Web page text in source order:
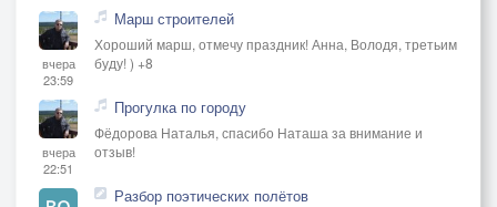
вчера
23:59
Марш строителей
Хороший марш, отмечу праздник! Анна, Володя, третьим
буду! ) +8
вчера
22:51
Прогулка по городу
Фёдорова Наталья, спасибо Наташа за внимание и
отзыв!
Разбор поэтических полётов